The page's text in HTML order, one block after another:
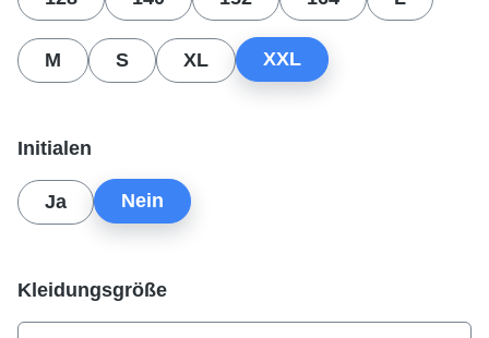
M S XL XXL
Initialen
Ja Nein
Kleidungsgrößeauswählen